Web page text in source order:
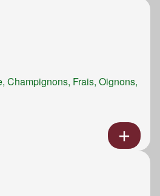
Champignons, Frais, Oignons,